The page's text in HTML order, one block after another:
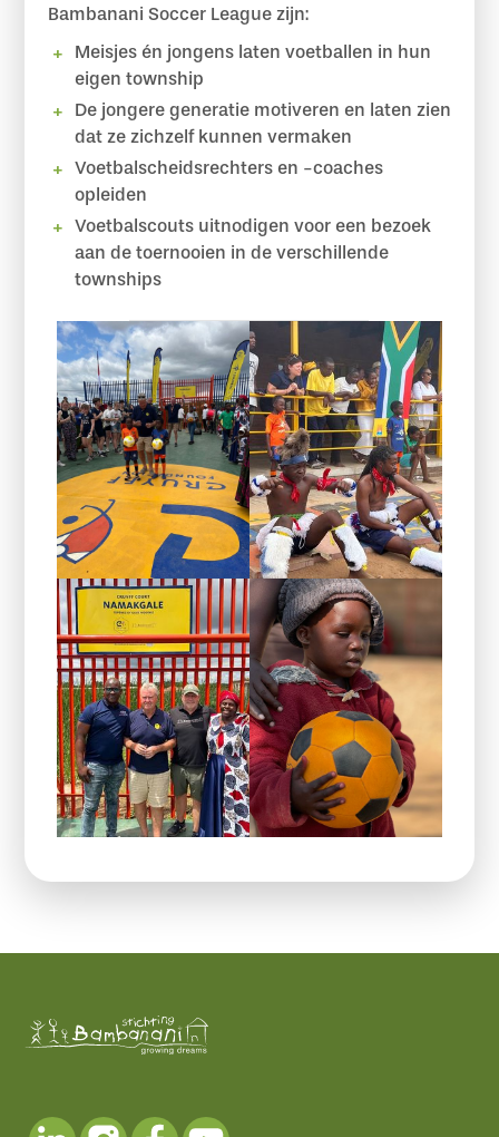
Bambanani Soccer League zijn:
Meisjes én jongens laten voetballen in hun
eigen township
De jongere generatie motiveren en laten zien
dat ze zichzelf kunnen vermaken
Voetbalscheidsrechters en -coaches
opleiden
Voetbalscouts uitnodigen voor een bezoek
aan de toernooien in de verschillende
townships